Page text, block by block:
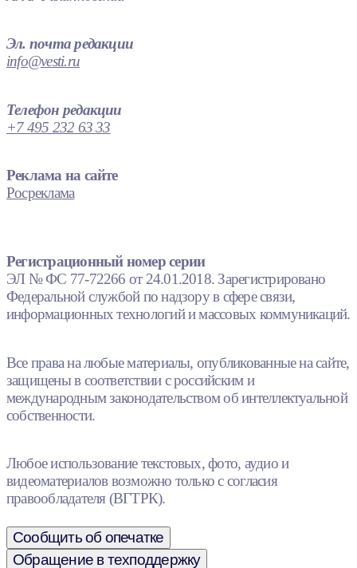
Эл. почта редакции
info@vesti.ru
Телефон редакции
+7 495 232 63 33
Реклама на сайте
Росреклама
Регистрационный номер серии
ЭЛ № ФС 77-72266 от 24.01.2018. Зарегистрировано
Федеральной службой по надзору в сфере связи,
информационных технологий и массовых коммуникаций.
Все права на любые материалы, опубликованные на сайте,
защищены в соответствии с российским и
международным законодательством об интеллектуальной
собственности.
Любое использование текстовых, фото, аудио и
видеоматериалов возможно только с согласия
правообладателя (ВГТРК).
Сообщить об опечатке
Обращение в техподдержку